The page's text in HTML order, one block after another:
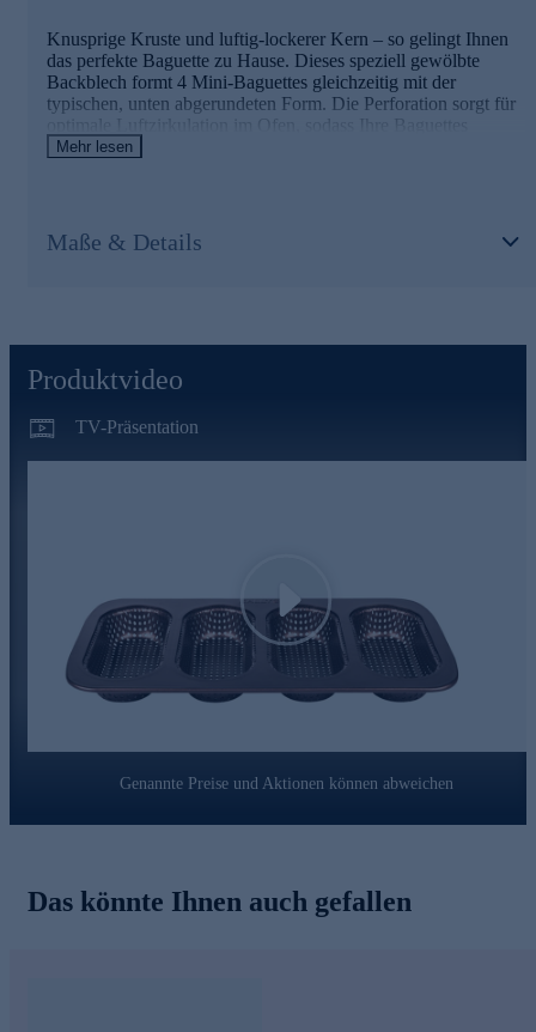
Knusprige Kruste und luftig-lockerer Kern – so gelingt Ihnen
das perfekte Baguette zu Hause. Dieses speziell gewölbte
Backblech formt 4 Mini-Baguettes gleichzeitig mit der
typischen, unten abgerundeten Form. Die Perforation sorgt für
optimale Luftzirkulation im Ofen, sodass Ihre Baguettes
rundum kross werden. Dank der hochwertigen
wird. Zwei dieser Bleche passen perfekt nebeneinander, sodass
Sie bei Bedarf 8 Mini-Baguettes auf einmal backen können –
Mehr lesen
Maße & Details
Produktvideo
TV-Präsentation
Play
Genannte Preise und Aktionen können abweichen
Das könnte Ihnen auch gefallen